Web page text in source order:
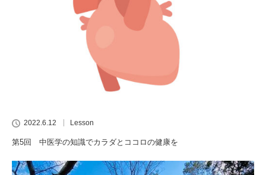
2022.6.12 Lesson
第5回 中医学の知識でカラダとココロの健康を